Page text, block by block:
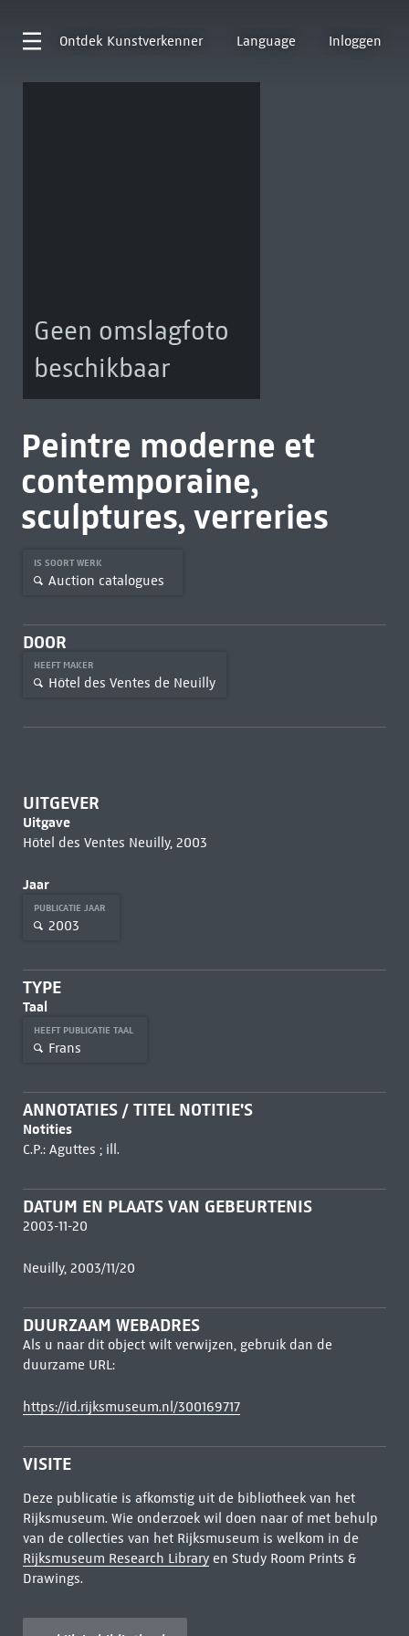
Ontdek Kunstverkenner Language Inloggen
Geen omslagfoto
beschikbaar
Peintre moderne et
contemporaine,
sculptures, verreries
IS SOORT WERK
Auction catalogues
DOOR
HEEFT MAKER
Hôtel des Ventes de Neuilly
UITGEVER
Uitgave
Hôtel des Ventes Neuilly, 2003
Jaar
PUBLICATIE JAAR
2003
TYPE
Taal
HEEFT PUBLICATIE TAAL
Frans
ANNOTATIES / TITEL NOTITIE'S
Notities
C.P.: Aguttes ; ill.
DATUM EN PLAATS VAN GEBEURTENIS
2003-11-20
Neuilly, 2003/11/20
DUURZAAM WEBADRES
Als u naar dit object wilt verwijzen, gebruik dan de
duurzame URL:
https://id.rijksmuseum.nl/300169717
VISITE
Deze publicatie is afkomstig uit de bibliotheek van het
Rijksmuseum. Wie onderzoek wil doen naar of met behulp
van de collecties van het Rijksmuseum is welkom in de
Rijksmuseum Research Libraryen Study Room Prints &
Drawings.